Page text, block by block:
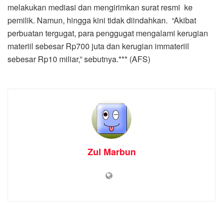
melakukan mediasi dan mengirimkan surat resmi ke
pemilik. Namun, hingga kini tidak diindahkan. “Akibat
perbuatan tergugat, para penggugat mengalami kerugian
materiil sebesar Rp700 juta dan kerugian immateriil
sebesar Rp10 miliar,” sebutnya.*** (AFS)
Zul Marbun